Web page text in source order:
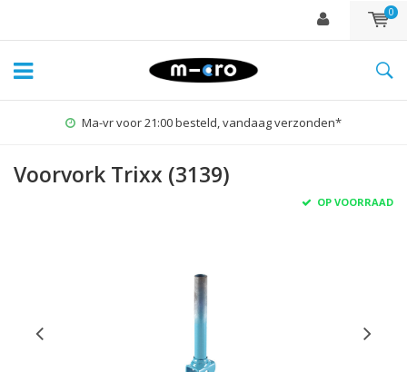
0
Ma-vr voor 21:00 besteld, vandaag verzonden*
Voorvork Trixx (3139)
OP VOORRAAD